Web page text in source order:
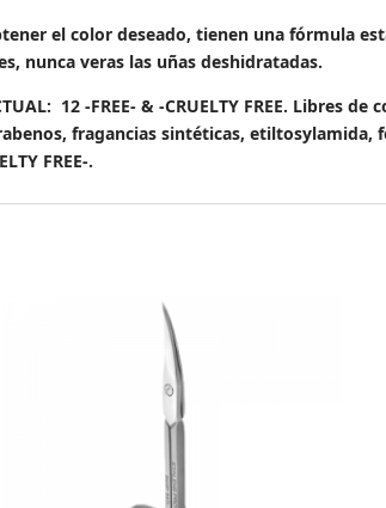
el color deseado, tienen una fórmula
nunca veras las uñas deshidratadas.
12 -FREE- & -CRUELTY FREE.
fragancias sintéticas,
FREE-.